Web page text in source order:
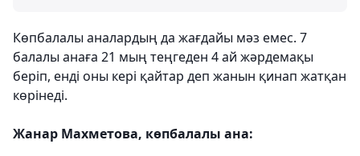
Көпбалалы аналардың да жағдайы мәз емес. 7
балалы анаға 21 мың теңгеден 4 ай жәрдемақы
беріп, енді оны кері қайтар деп жанын қинап жатқан
көрінеді.
Жанар Махметова, көпбалалы ана: